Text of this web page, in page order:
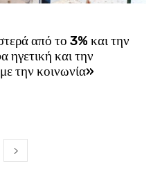
από το 3% και την
ηγετική και την
την κοινωνία»